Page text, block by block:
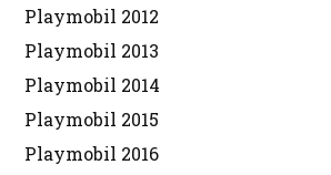
Playmobil 2012
Playmobil 2013
Playmobil 2014
Playmobil 2015
Playmobil 2016